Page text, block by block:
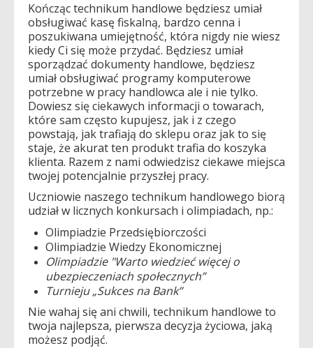
Kończąc technikum handlowe będziesz umiał
obsługiwać kasę fiskalną, bardzo cenna i
poszukiwana umiejętność, która nigdy nie wiesz
kiedy Ci się może przydać. Będziesz umiał
sporządzać dokumenty handlowe, będziesz
umiał obsługiwać programy komputerowe
potrzebne w pracy handlowca ale i nie tylko.
Dowiesz się ciekawych informacji o towarach,
które sam często kupujesz, jak i z czego
powstają, jak trafiają do sklepu oraz jak to się
staje, że akurat ten produkt trafia do koszyka
klienta. Razem z nami odwiedzisz ciekawe miejsca
twojej potencjalnie przyszłej pracy.
Uczniowie naszego technikum handlowego biorą
udział w licznych konkursach i olimpiadach, np.:
Olimpiadzie Przedsiębiorczości
Olimpiadzie Wiedzy Ekonomicznej
Olimpiadzie"Warto wiedzieć więcej o
ubezpieczeniach społecznych”
Turnieju „Sukces na Bank”
Nie wahaj się ani chwili, technikum handlowe to
twoja najlepsza, pierwsza decyzja życiowa, jaką
możesz podjąć.